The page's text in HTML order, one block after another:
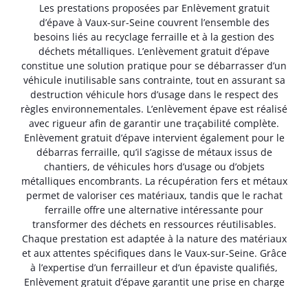
Les prestations proposées par Enlèvement gratuit
d’épave à Vaux-sur-Seine couvrent l’ensemble des
besoins liés au recyclage ferraille et à la gestion des
déchets métalliques. L’enlèvement gratuit d’épave
constitue une solution pratique pour se débarrasser d’un
véhicule inutilisable sans contrainte, tout en assurant sa
destruction véhicule hors d’usage dans le respect des
règles environnementales. L’enlèvement épave est réalisé
avec rigueur afin de garantir une traçabilité complète.
Enlèvement gratuit d’épave intervient également pour le
débarras ferraille, qu’il s’agisse de métaux issus de
chantiers, de véhicules hors d’usage ou d’objets
métalliques encombrants. La récupération fers et métaux
permet de valoriser ces matériaux, tandis que le rachat
ferraille offre une alternative intéressante pour
transformer des déchets en ressources réutilisables.
Chaque prestation est adaptée à la nature des matériaux
et aux attentes spécifiques dans le Vaux-sur-Seine. Grâce
à l’expertise d’un ferrailleur et d’un épaviste qualifiés,
Enlèvement gratuit d’épave garantit une prise en charge